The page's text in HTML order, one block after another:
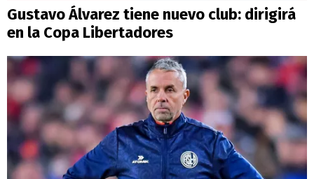
Gustavo Álvarez tiene nuevo club: dirigirá
en la Copa Libertadores